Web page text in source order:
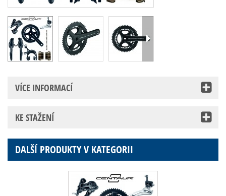
VÍCE INFORMACÍ
KE STAŽENÍ
DALŠÍ PRODUKTY V KATEGORII